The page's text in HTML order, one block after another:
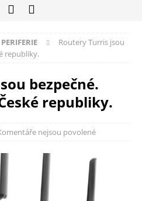
PERIFERIE
Routery Turris jsou
republiky.
bezpečné.
republiky.
nejsou povolené